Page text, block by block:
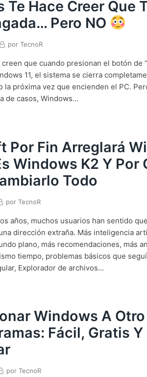
Hace Creer Que
Pero NO
por TecnoR
que cuando presionan el botón de
11, el sistema se cierra
la próxima vez que encienden el PC.
de casos, Windows...
Por Fin Arreglará
Windows K2 Y Por
Todo
por TecnoR
años, muchos usuarios han sentido
dirección extraña. Más inteligencia
plano, más recomendaciones, más
tiempo, problemas básicos que
Explorador de archivos...
Windows A
Fácil, Gratis Y
por TecnoR